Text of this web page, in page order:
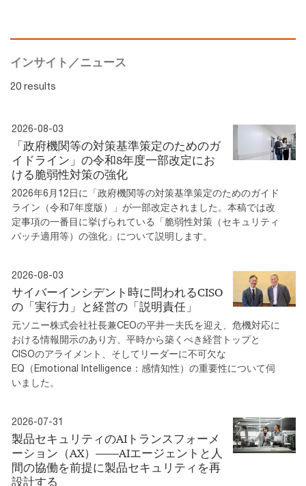
インサイト／ニュース
20 results
2026-08-03
「政府機関等の対策基準策定のためのガ
イドライン」の令和8年度一部改定にお
ける脆弱性対策の強化
2026年6月12日に「政府機関等の対策基準策定のためのガイド
ライン（令和7年度版）」が一部改定されました。本稿では改
定事項の一番目に挙げられている「脆弱性対策（セキュリティ
パッチ適用等）の強化」について説明します。
2026-08-03
サイバーインシデント時に問われるCISO
の「実行力」と経営の「説明責任」
元ソニー株式会社社長兼CEOの平井一夫氏を迎え、危機対応に
おける情報開示のあり方、平時から築くべき経営トップと
CISOのアライメント、そしてリーダーに不可欠な
EQ（Emotional Intelligence：感情知性）の重要性について伺
いました。
2026-07-31
製品セキュリティのAIトランスフォーメ
ーション（AX）――AIエージェントと人
間の協働を前提に製品セキュリティを再
設計する